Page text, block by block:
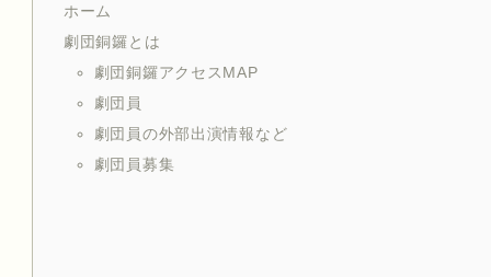
ホーム
劇団銅鑼とは
劇団銅鑼アクセスMAP
劇団員
劇団員の外部出演情報など
劇団員募集